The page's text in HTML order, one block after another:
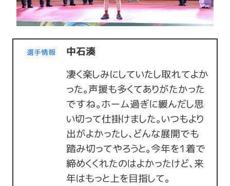
選手情報
中石湊
凄く楽しみにしていたし取れてよか
った。声援も多くてありがたかった
ですね。ホーム過ぎに緩んだし思
い切って仕掛けました。いつもより
出がよかったし、どんな展開でも
踏み切ってやろうと。今年を１着で
締めくくれたのはよかったけど、来
年はもっと上を目指して。